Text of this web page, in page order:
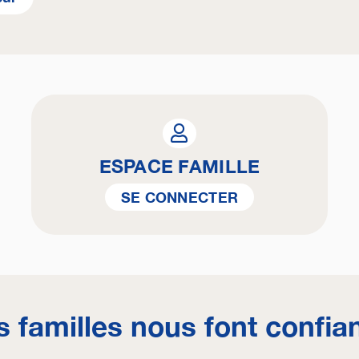
ESPACE FAMILLE
SE CONNECTER
familles nous font